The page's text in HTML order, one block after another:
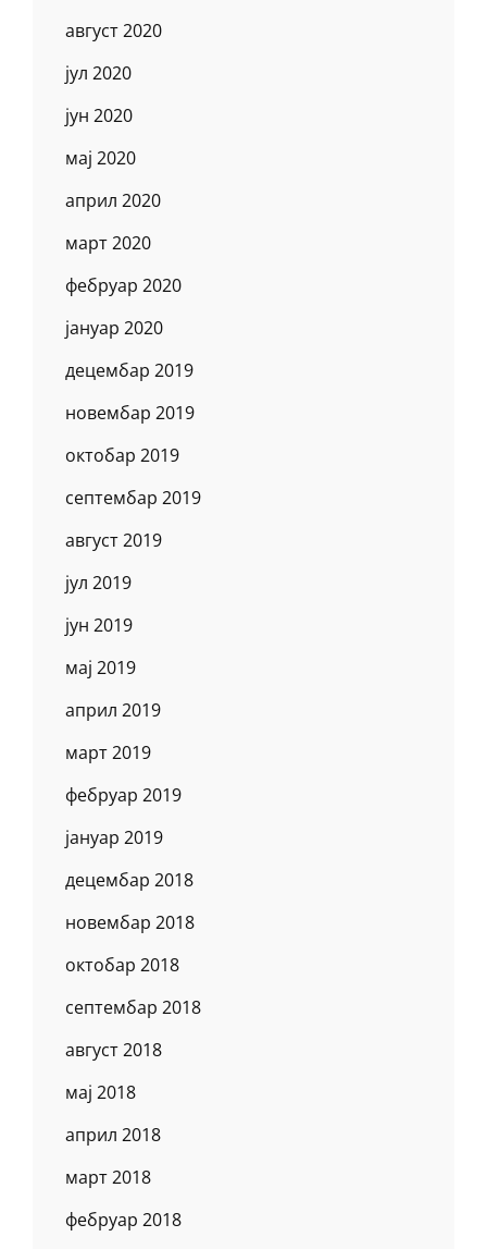
август 2020
јул 2020
јун 2020
мај 2020
април 2020
март 2020
фебруар 2020
јануар 2020
децембар 2019
новембар 2019
октобар 2019
септембар 2019
август 2019
јул 2019
јун 2019
мај 2019
април 2019
март 2019
фебруар 2019
јануар 2019
децембар 2018
новембар 2018
октобар 2018
септембар 2018
август 2018
мај 2018
април 2018
март 2018
фебруар 2018